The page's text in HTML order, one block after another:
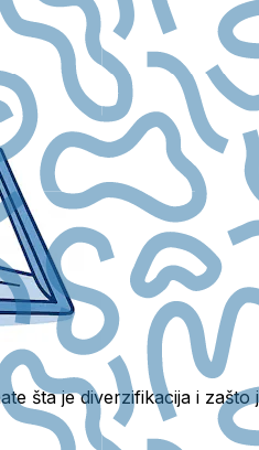
šta je diverzifikacija i